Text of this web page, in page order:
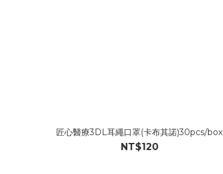
匠心醫療3DL耳繩口罩(卡布其諾)30pcs/box
NT$120